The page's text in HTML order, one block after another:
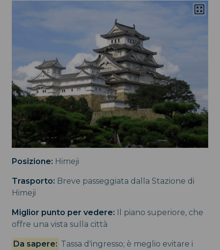
Posizione: Himeji
Trasporto: Breve passeggiata dalla Stazione di
Himeji
Miglior punto per vedere: Il piano superiore, che
offre una vista sulla città
Da sapere: Tassa d'ingresso; è meglio evitare i